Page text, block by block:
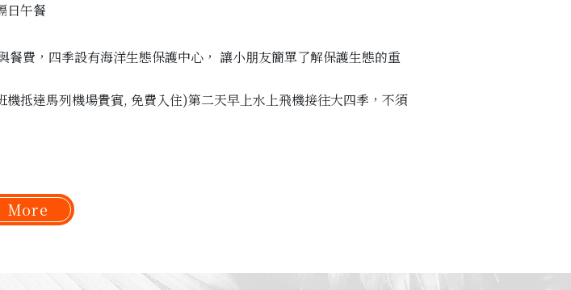
日午餐
費，四季設有海洋生態保護中心， 讓小朋友簡單了解保護生態的重
抵達馬列機場貴賓, 免費入住)第二天早上水上飛機接往大四季，不須
More